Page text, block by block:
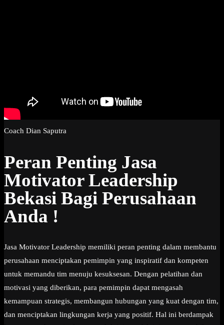
Coach Dian Saputra
Peran Penting Jasa
Motivator Leadership
Bekasi Bagi Perusahaan
Anda !
Jasa Motivator Leadership memiliki peran penting dalam membantu
perusahaan menciptakan pemimpin yang inspiratif dan kompeten
untuk memandu tim menuju kesuksesan. Dengan pelatihan dan
motivasi yang diberikan, para pemimpin dapat mengasah
kemampuan strategis, membangun hubungan yang kuat dengan tim,
dan menciptakan lingkungan kerja yang positif. Hal ini berdampak